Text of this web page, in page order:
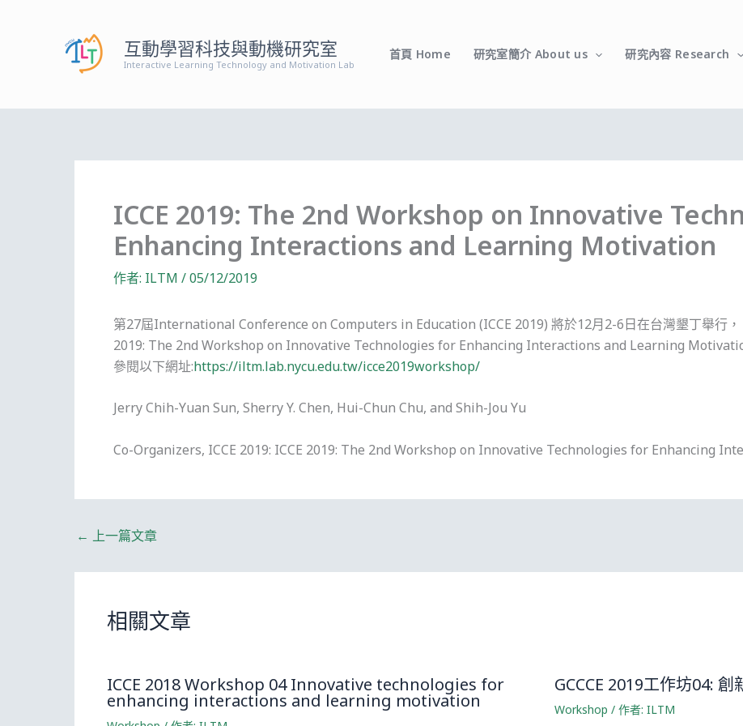
互動學習科技與動機研究室
Interactive Learning Technology and Motivation Lab
首頁 Home 研究室簡介 About us 研究內容 Research
ICCE 2019: The 2nd Workshop on Innovative
Enhancing Interactions and Learning Motivation
作者: ILTM /05/12/2019
第27屆International Conference on Computers in Education (ICCE 2019) 將於12月2-6日在台灣墾丁舉行，
2019: The 2nd Workshop on Innovative Technologies for Enhancing Interactions and Learning
參閱以下網址:https://iltm.lab.nycu.edu.tw/icce2019workshop/
Jerry Chih-Yuan Sun, Sherry Y. Chen, Hui-Chun Chu, and Shih-Jou Yu
Co-Organizers, ICCE 2019: ICCE 2019: The 2nd Workshop on Innovative Technologies for Enhancing
← 上一篇文章
相關文章
ICCE 2018 Workshop 04 Innovative technologies for
enhancing interactions and learning motivation
GCCCE 2019工作坊04:
Workshop / 作者: ILTM